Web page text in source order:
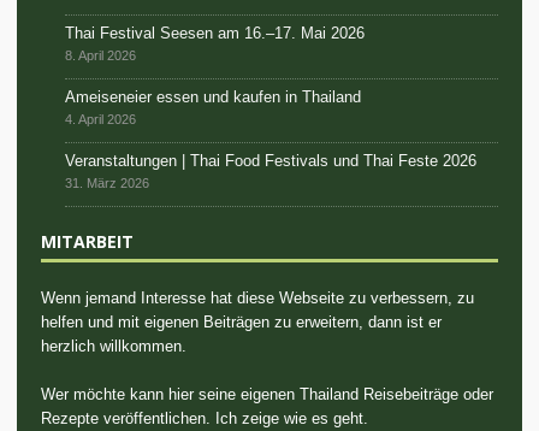
Thai Festival Seesen am 16.–17. Mai 2026
8. April 2026
Ameiseneier essen und kaufen in Thailand
4. April 2026
Veranstaltungen | Thai Food Festivals und Thai Feste 2026
31. März 2026
MITARBEIT
Wenn jemand Interesse hat diese Webseite zu verbessern, zu
helfen und mit eigenen Beiträgen zu erweitern, dann ist er
herzlich willkommen.
Wer möchte kann hier seine eigenen Thailand Reisebeiträge oder
Rezepte veröffentlichen. Ich zeige wie es geht.